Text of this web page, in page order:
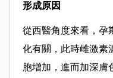
形成原因
從西醫角度來看，孕
化有關，此時雌激素
胞增加，進而加深膚